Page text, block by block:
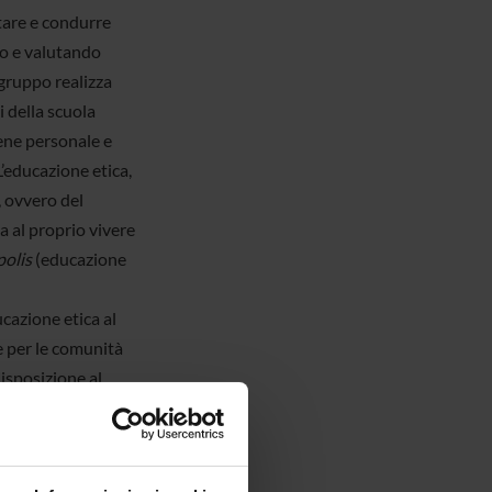
e condurre
e valutando
realizza
della scuola
personale e
etica,
ovvero del
al proprio vivere
(educazione
etica al
per le comunità
al
quella della